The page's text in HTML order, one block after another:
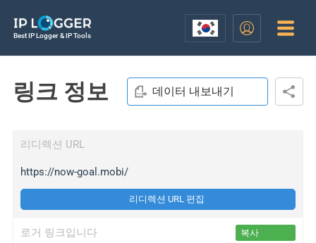
Best IP Logger & IP Tools
링크 정보 데이터 내보내기
리디렉션 URL
https://now-goal.mobi/
리디렉션 URL 편집
로거 링크입니다 복사